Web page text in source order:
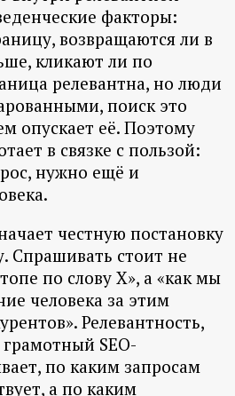
факторы:
возвращаются ли в
кликают ли по
релевантна, но люди
поиск это
опускает её. Поэтому
в связке с пользой:
нужно ещё и
честную постановку
Спрашивать стоит не
по слову X», а «как мы
человека за этим
Релевантность,
SEO-
по каким запросам
а по каким